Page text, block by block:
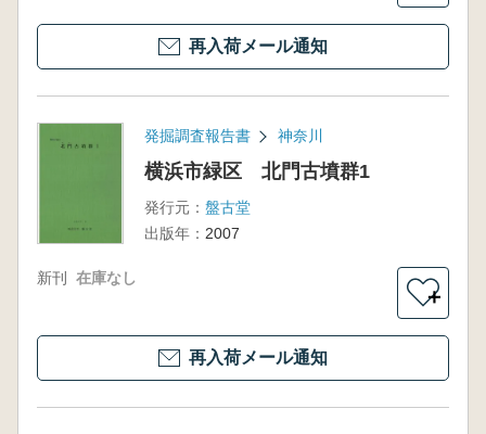
再入荷メール通知
発掘調査報告書 神奈川
横浜市緑区 北門古墳群1
発行元： 盤古堂
出版年： 2007
新刊 在庫なし
＋
再入荷メール通知